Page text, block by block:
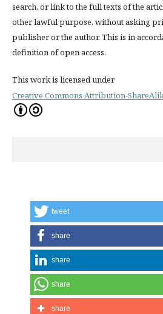
search, or link to the full texts of the
other lawful purpose, without asking
publisher or the author. This is in
definition of open access.
This work is licensed under
Creative Commons Attribution-
tweet
share
share
share
share